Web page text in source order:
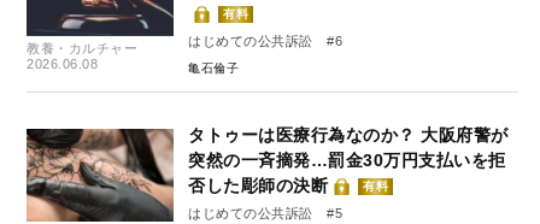
教養・カルチャー
2026.06.08
有料
はじめての公共訴訟 #6
亀石倫子
タトゥーは医療行為なのか？ 大阪府警が
突然の一斉摘発…罰金30万円支払いを拒
否した彫師の決断
有料
はじめての公共訴訟 #5